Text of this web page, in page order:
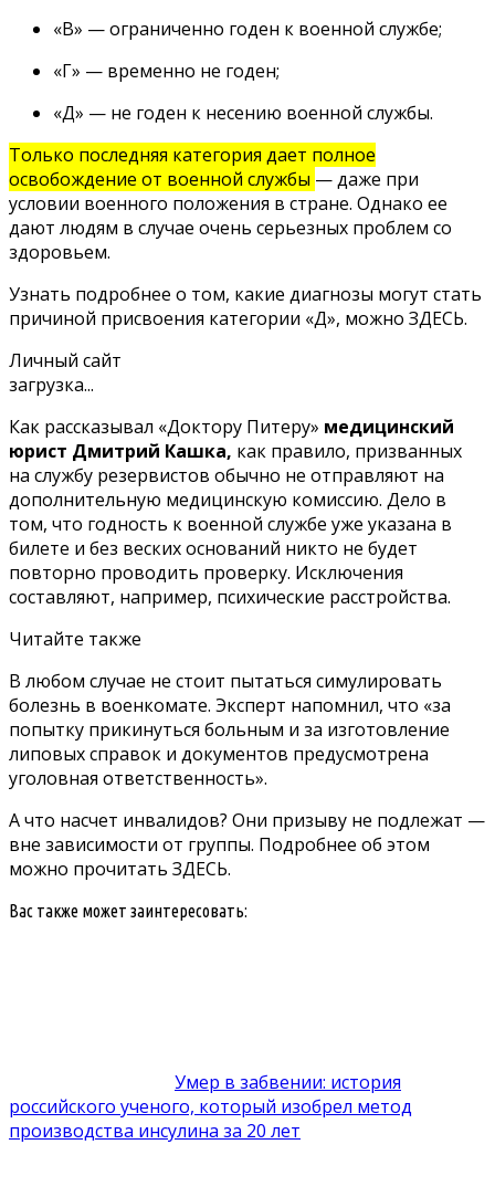
«В» — ограниченно годен к военной службе;
«Г» — временно не годен;
«Д» — не годен к несению военной службы.
Только последняя категория дает полное
освобождение от военной службы — даже при
условии военного положения в стране. Однако ее
дают людям в случае очень серьезных проблем со
здоровьем.
Узнать подробнее о том, какие диагнозы могут стать
причиной присвоения категории «Д», можно ЗДЕСЬ.
Личный сайт
загрузка...
Как рассказывал «Доктору Питеру» медицинский
юрист Дмитрий Кашка, как правило, призванных
на службу резервистов обычно не отправляют на
дополнительную медицинскую комиссию. Дело в
том, что годность к военной службе уже указана в
билете и без веских оснований никто не будет
повторно проводить проверку. Исключения
составляют, например, психические расстройства.
Читайте также
В любом случае не стоит пытаться симулировать
болезнь в военкомате. Эксперт напомнил, что «за
попытку прикинуться больным и за изготовление
липовых справок и документов предусмотрена
уголовная ответственность».
А что насчет инвалидов? Они призыву не подлежат —
вне зависимости от группы. Подробнее об этом
можно прочитать ЗДЕСЬ.
Вас также может заинтересовать:
Умер в забвении: история
российского ученого, который изобрел метод
производства инсулина за 20 лет